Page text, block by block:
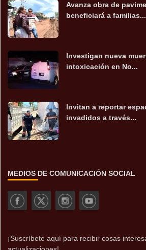
Avanza obra de
beneficiará a familias...
Investigan nueva
intoxicación en No...
Invitan a reportar
invadidos a través...
MEDIOS DE COMUNICACIÓN SOCIAL
¡Suscríbete aquí para recibir cosas